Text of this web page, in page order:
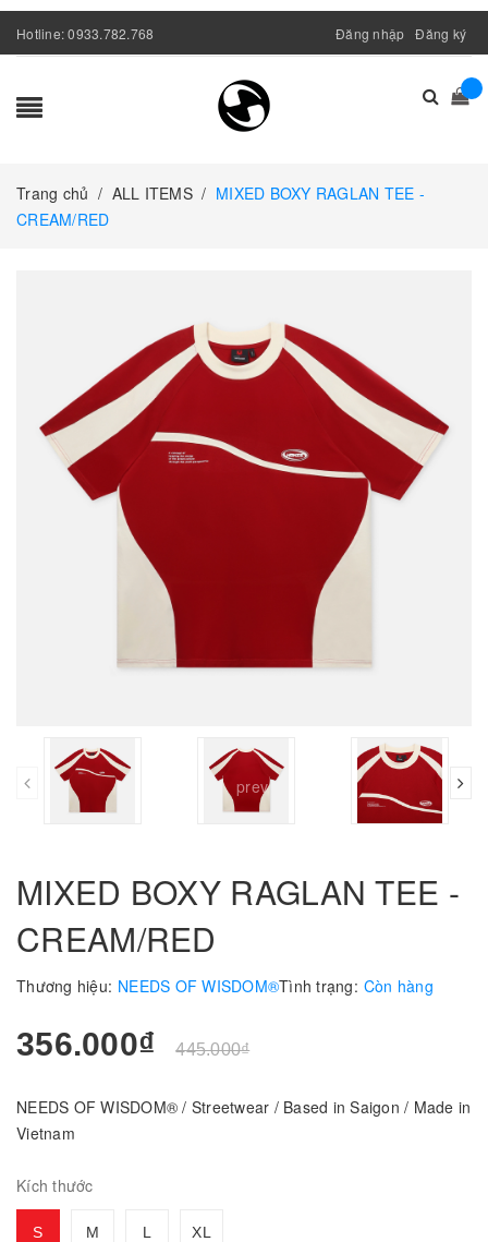
Hotline:0933.782.768 Đăng nhập Đăng ký
Trang chủ / ALL ITEMS / MIXED BOXY RAGLAN TEE -
CREAM/RED
prev
MIXED BOXY RAGLAN TEE -
CREAM/RED
Thương hiệu: NEEDS OF WISDOM®Tình trạng: Còn hàng
356.000₫ 445.000₫
NEEDS OF WISDOM® / Streetwear / Based in Saigon / Made in
Vietnam
Kích thước
S M L XL